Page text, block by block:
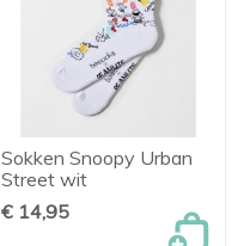
Sokken Snoopy Urban
Street wit
€ 14,95